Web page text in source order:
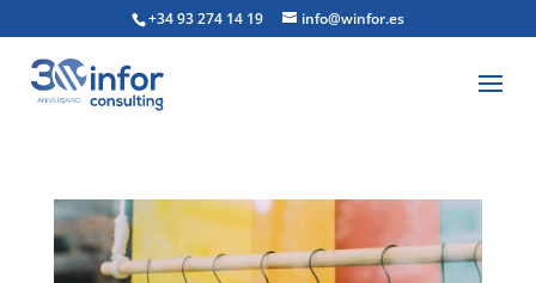
+34 93 274 14 19 info@winfor.es